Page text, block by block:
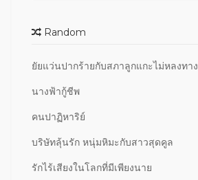
Random
ยัยแว่นปากร้ายกับสภาลูกแกะไม่หลงทาง
นางฟ้ากู้ชีพ
คนปาฏิหาริย์
บริษัทลุ้นรัก หนุ่มหิมะกับสาวสุดคูล
รักไร้เสียงในโลกที่มีเพียงนาย